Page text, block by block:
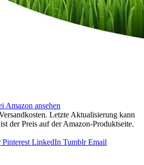
Amazon ansehen
Letzte Aktualisierung kann
der Preis auf der Amazon-Produktseite.
Pinterest LinkedIn Tumblr Email